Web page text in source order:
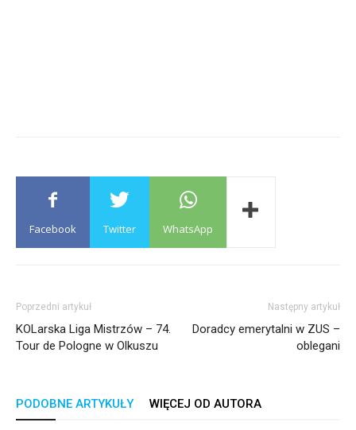
Facebook Twitter WhatsApp
Poprzedni artykuł
KOLarska Liga Mistrzów – 74.
Tour de Pologne w Olkuszu
Następny artykuł
Doradcy emerytalni w ZUS –
oblegani
PODOBNE ARTYKUŁY WIĘCEJ OD AUTORA